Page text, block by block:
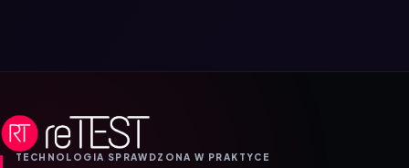
TECHNOLOGIA SPRAWDZONA W PRAKTYCE